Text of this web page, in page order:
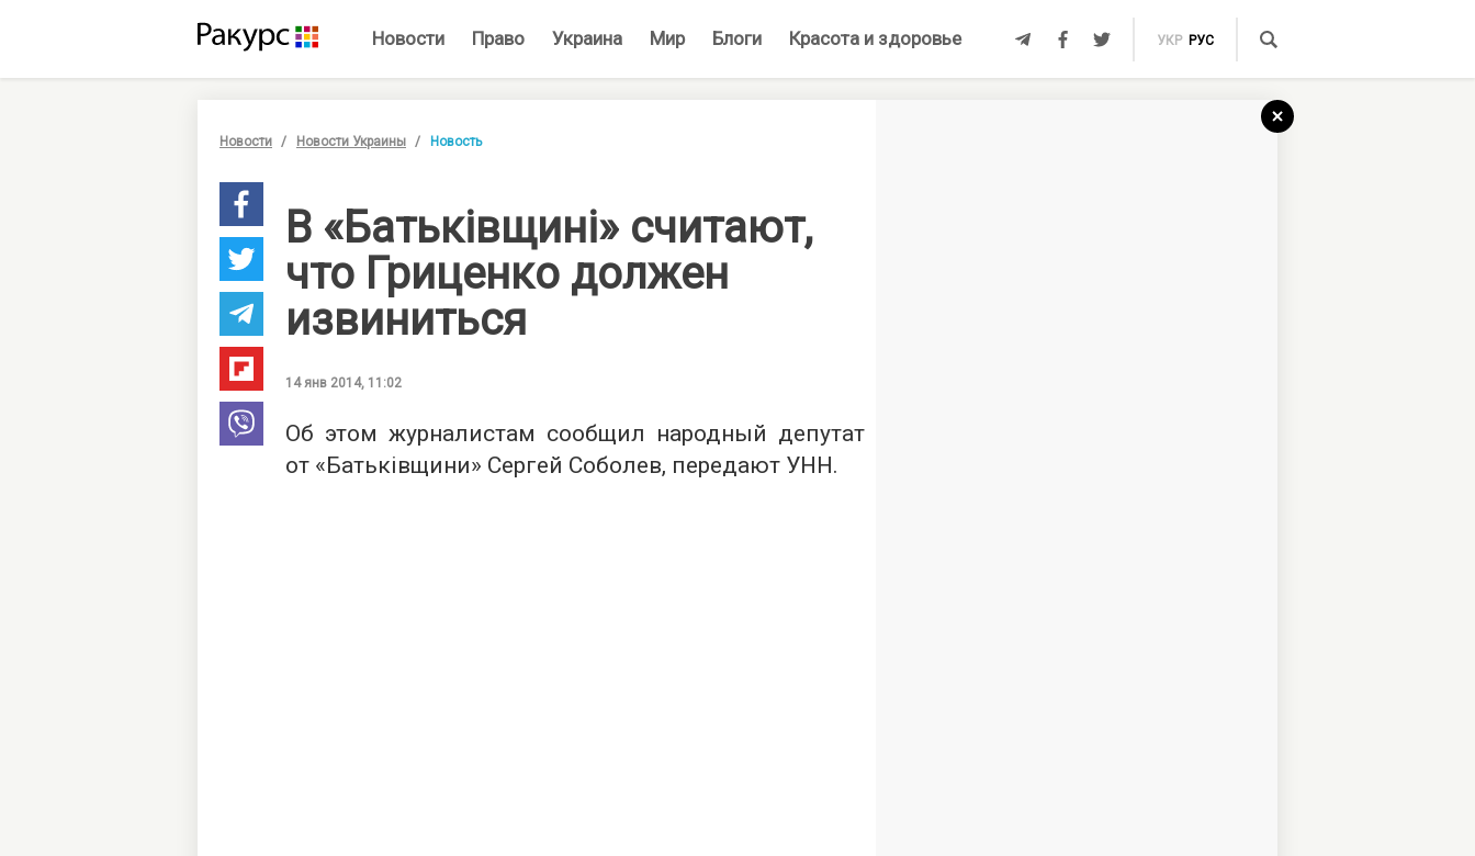
Новости Право Украина Мир Блоги Красота и здоровье УКР РУС
Новости Новости Украины Новость
В «Батьківщині» считают,
что Гриценко должен
извиниться
14 янв 2014, 11:02
Об этом журналистам сообщил народный депутат
от «Батьківщини» Сергей Соболев, передают УНН.